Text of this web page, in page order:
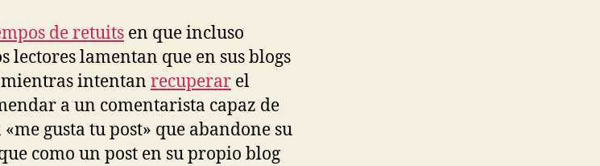
de retuits en que incluso
lectores lamentan que en sus blogs
intentan recuperar el
a un comentarista capaz de
gusta tu post» que abandone su
como un post en su propio blog